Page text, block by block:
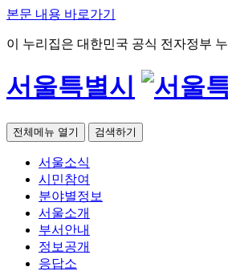
본문 내용 바로가기
이 누리집은 대한민국 공식 전자정부
서울특별시
전체메뉴 열기 검색하기
서울소식
시민참여
분야별정보
서울소개
부서안내
정보공개
응답소